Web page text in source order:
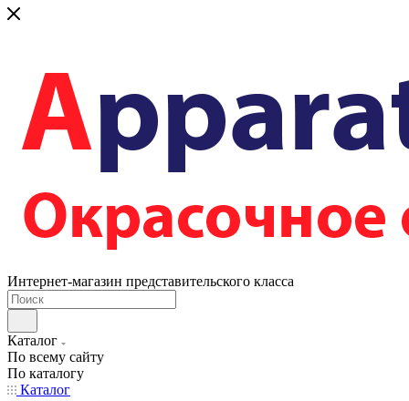
Интернет-магазин представительского класса
Каталог
По всему сайту
По каталогу
Каталог